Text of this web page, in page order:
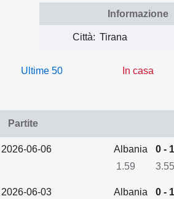
Informazione
Città: Tirana
Ultime 50 In casa
Partite
2026-06-06 Albania 0 - 1
1.59
3.55
2026-06-03 Albania 0 - 1